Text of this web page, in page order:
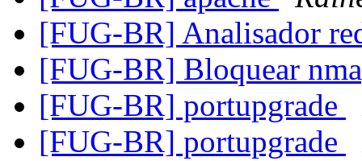
[FUG-BR] Analisador
[FUG-BR] Bloquear
[FUG-BR] portupgrade
[FUG-BR] portupgrade